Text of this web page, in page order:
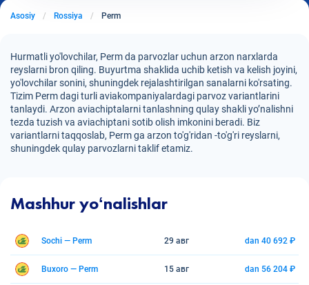
Asosiy Rossiya Perm
Hurmatli yo'lovchilar, Perm da parvozlar uchun arzon narxlarda
reyslarni bron qiling. Buyurtma shaklida uchib ketish va kelish joyini,
yo'lovchilar sonini, shuningdek rejalashtirilgan sanalarni ko'rsating.
Tizim Perm dagi turli aviakompaniyalardagi parvoz variantlarini
tanlaydi. Arzon aviachiptalarni tanlashning qulay shakli yo’nalishni
tezda tuzish va aviachiptani sotib olish imkonini beradi. Biz
variantlarni taqqoslab, Perm ga arzon to'g'ridan -to'g'ri reyslarni,
shuningdek qulay parvozlarni taklif etamiz.
Mashhur yoʻnalishlar
Sochi — Perm 29 авг dan 40 692 ₽
Buxoro — Perm 15 авг dan 56 204 ₽